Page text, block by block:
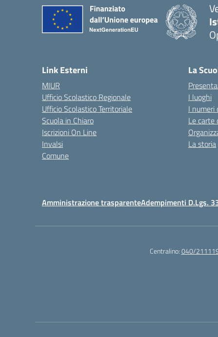
Link Esterni
MIUR
Ufficio Scolastico Regionale
Ufficio Scolastico Territoriale
Scuola in Chiaro
Iscrizioni On Line
Invalsi
Comune
La
I luoghi
I numeri
Le carte
La storia
Amministrazione trasparenteAdempimenti D.Lgs.
Centralino:040/